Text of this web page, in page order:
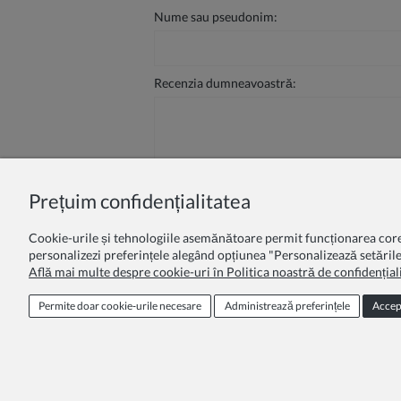
Nume sau pseudonim:
Recenzia dumneavoastră:
Trimite
Program de loialitate Oferta
Prețuim confidențialitatea
Cookie-urile și tehnologiile asemănătoare permit funcționarea
personalizezi preferințele alegând opțiunea "Personalizează
Află mai multe despre cookie-uri în Politica noastră de
Permite doar cookie‑urile necesare Administrează preferințele